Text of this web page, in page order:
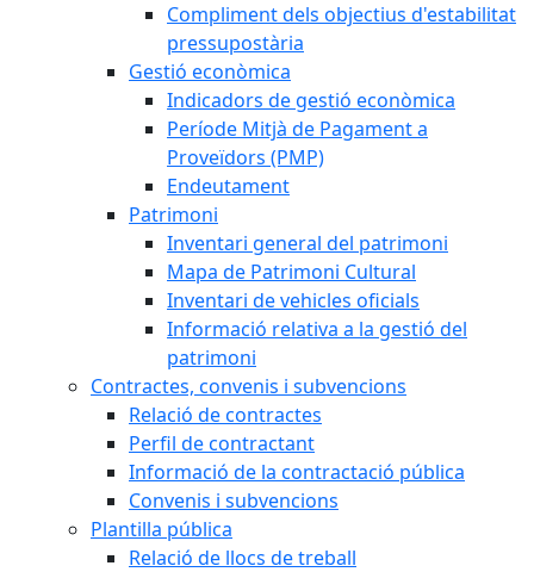
Compliment dels objectius d'estabilitat
pressupostària
Gestió econòmica
Indicadors de gestió econòmica
Període Mitjà de Pagament a
Proveïdors (PMP)
Endeutament
Patrimoni
Inventari general del patrimoni
Mapa de Patrimoni Cultural
Inventari de vehicles oficials
Informació relativa a la gestió del
patrimoni
Contractes, convenis i subvencions
Relació de contractes
Perfil de contractant
Informació de la contractació pública
Convenis i subvencions
Plantilla pública
Relació de llocs de treball